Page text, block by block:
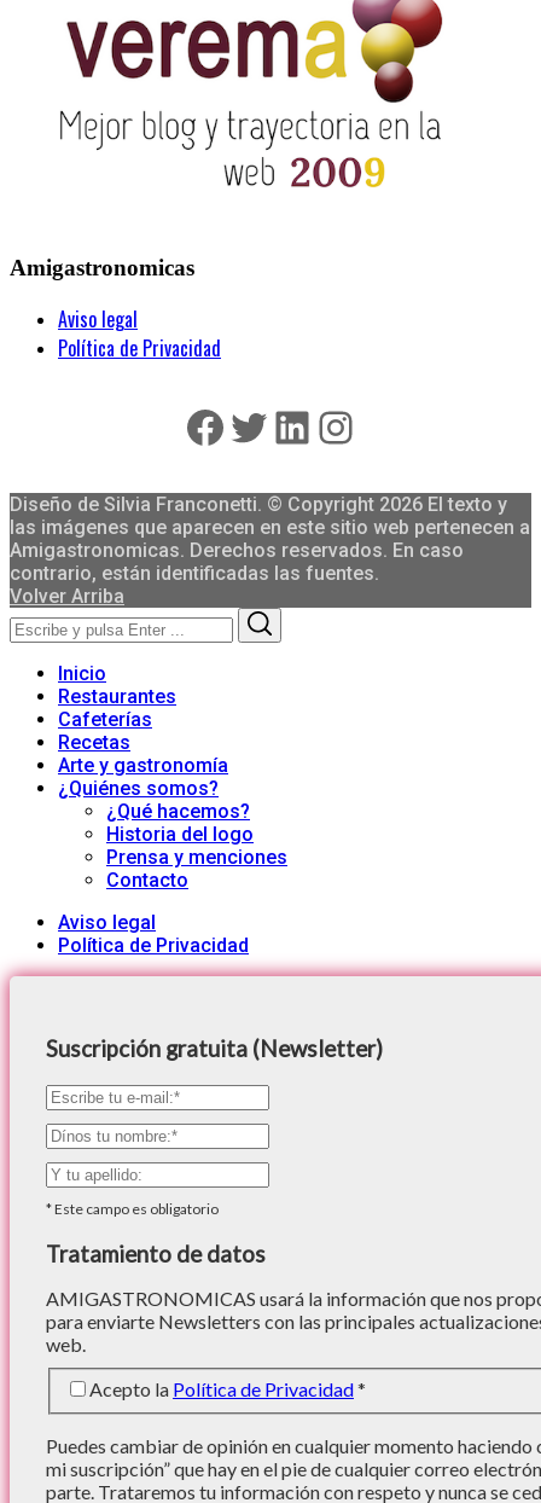
Amigastronomicas
Aviso legal
Política de Privacidad
Facebook
Twitter
LinkedIn
Instagram
Diseño de Silvia Franconetti. © Copyright 2026 El texto y
las imágenes que aparecen en este sitio web pertenecen a
Amigastronomicas. Derechos reservados. En caso
contrario, están identificadas las fuentes.
Volver Arriba
Search
for:
Inicio
Restaurantes
Cafeterías
Recetas
Arte y gastronomía
¿Quiénes somos?
¿Qué hacemos?
Historia del logo
Prensa y menciones
Contacto
Aviso legal
Política de Privacidad
Suscripción gratuita (Newsletter)
*Este campo es obligatorio
Tratamiento de datos
AMIGASTRONOMICAS usará la información que nos
para enviarte Newsletters con las principales
web.
Acepto la Política de Privacidad*
Puedes cambiar de opinión en cualquier momento haciendo
mi suscripción” que hay en el pie de cualquier correo
parte. Trataremos tu información con respeto y nunca se